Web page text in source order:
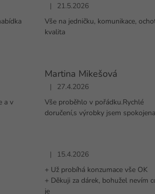
Hodnocení obchodu je 5 z 5
|
21.5.2026
Vše na jedničku, komunikace,
kvalita
a v
Martina Mikešová
Hodnocení obchodu je 5 z 5
|
27.4.2026
Vše proběhlo v pořádku.Rychlé
doručení,s výrobky jsem spokojena
Hodnocení obchodu je 5 z 5
|
15.4.2026
+ Už probíhá konzumace vše OK
+ Děkuji za dárek, bohužel nevím
je